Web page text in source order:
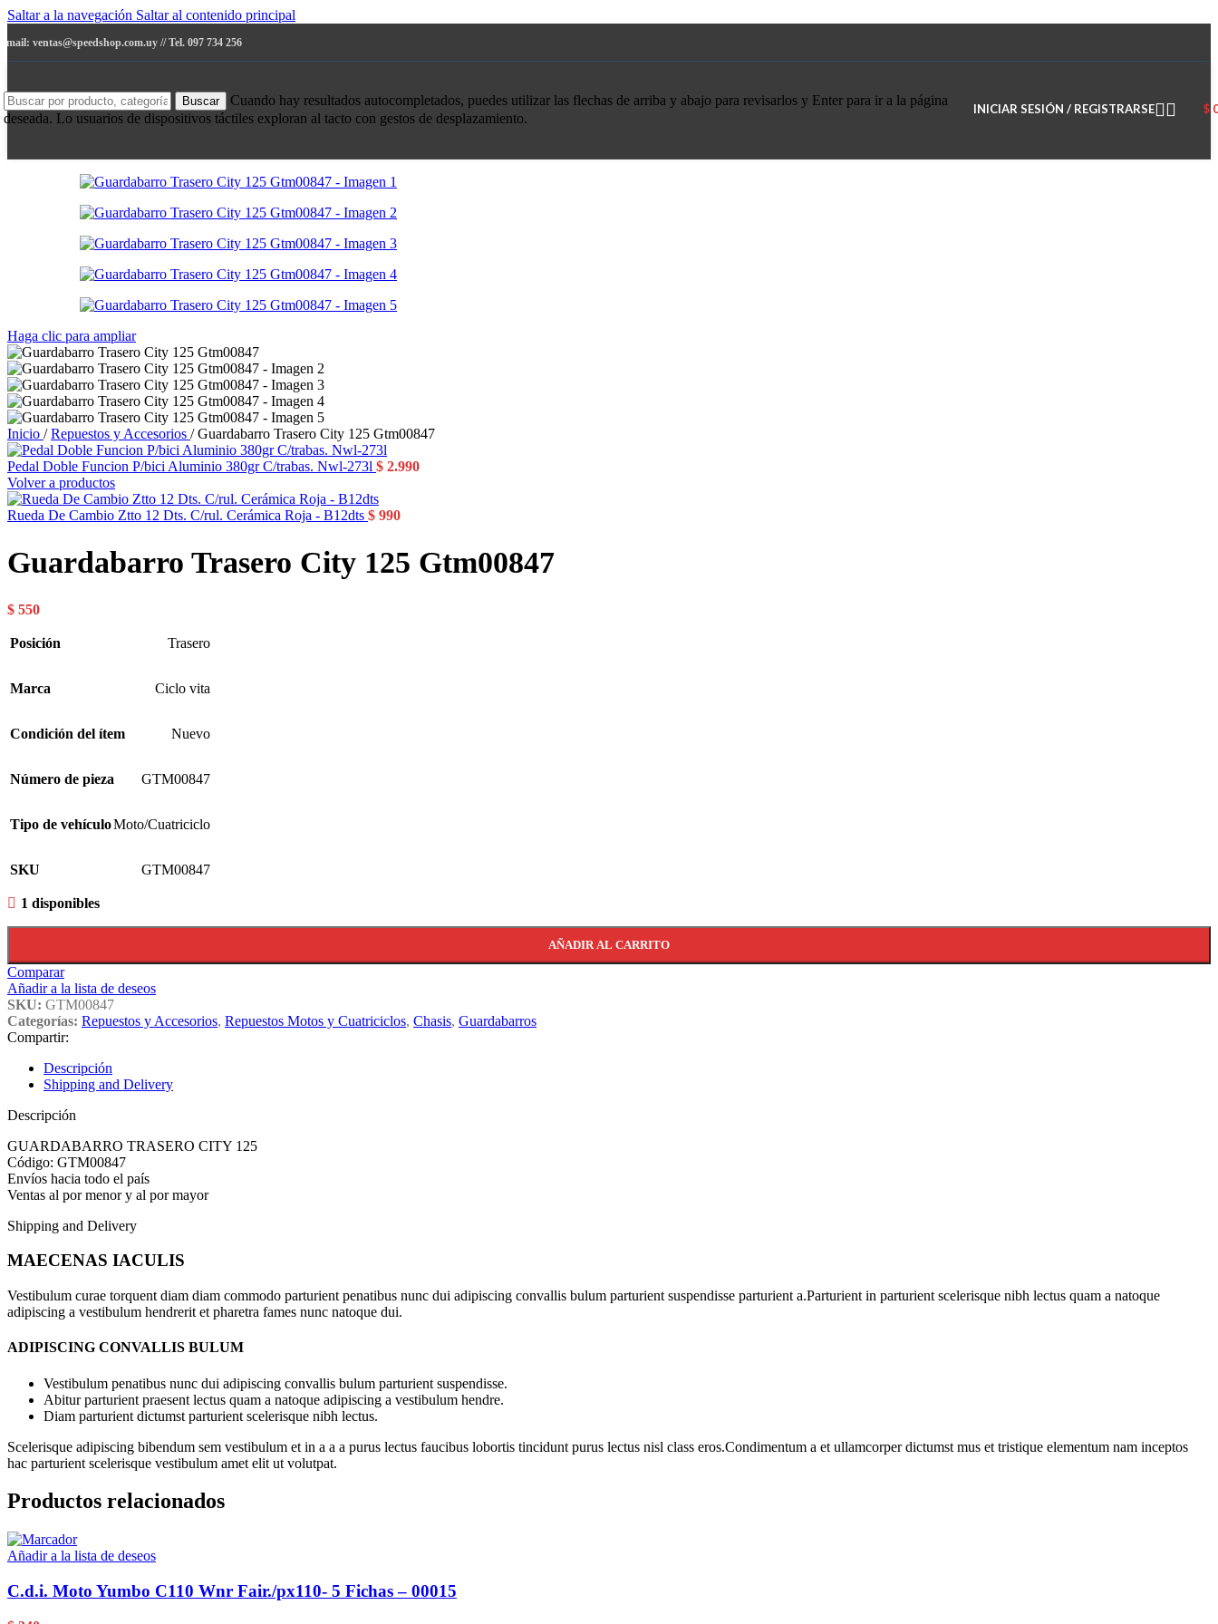
Saltar a la navegación Saltar al contenido principal
mail: ventas@speedshop.com.uy // Tel. 097 734 256
Buscar
Cuando hay resultados autocompletados, puedes utilizar las flechas de arriba y abajo para revisarlos y Enter para ir a la página
deseada. Lo usuarios de dispositivos táctiles exploran al tacto con gestos de desplazamiento.
INICIAR SESIÓN / REGISTRARSE $
Haga clic para ampliar
Inicio / Repuestos y Accesorios / Guardabarro Trasero City 125 Gtm00847
Pedal Doble Funcion P/bici Aluminio 380gr C/trabas. Nwl-273l $ 2.990
Volver a productos
Rueda De Cambio Ztto 12 Dts. C/rul. Cerámica Roja - B12dts $ 990
Guardabarro Trasero City 125 Gtm00847
$ 550
Posición Trasero
Marca Ciclo vita
Condición del ítem Nuevo
Número de pieza GTM00847
Tipo de vehículoMoto/Cuatriciclo
SKU GTM00847
1 disponibles
AÑADIR AL CARRITO
Comparar
Añadir a la lista de deseos
SKU: GTM00847
Categorías: Repuestos y Accesorios, Repuestos Motos y Cuatriciclos, Chasis, Guardabarros
Compartir:
Descripción
Shipping and Delivery
Descripción
GUARDABARRO TRASERO CITY 125
Código: GTM00847
Envíos hacia todo el país
Ventas al por menor y al por mayor
Shipping and Delivery
MAECENAS IACULIS
Vestibulum curae torquent diam diam commodo parturient penatibus nunc dui adipiscing convallis bulum parturient suspendisse parturient a.Parturient in parturient scelerisque nibh lectus quam a natoque
adipiscing a vestibulum hendrerit et pharetra fames nunc natoque dui.
ADIPISCING CONVALLIS BULUM
Vestibulum penatibus nunc dui adipiscing convallis bulum parturient suspendisse.
Abitur parturient praesent lectus quam a natoque adipiscing a vestibulum hendre.
Diam parturient dictumst parturient scelerisque nibh lectus.
Scelerisque adipiscing bibendum sem vestibulum et in a a a purus lectus faucibus lobortis tincidunt purus lectus nisl class eros.Condimentum a et ullamcorper dictumst mus et tristique elementum nam inceptos
hac parturient scelerisque vestibulum amet elit ut volutpat.
Productos relacionados
Añadir a la lista de deseos
C.d.i. Moto Yumbo C110 Wnr Fair./px110- 5 Fichas – 00015